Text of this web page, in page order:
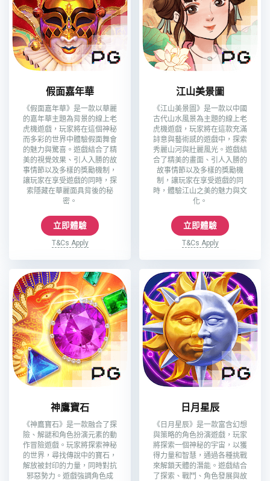
假面嘉年華
《假面嘉年華》是一款以華麗
的嘉年華主題為背景的線上老
虎機遊戲，玩家將在這個神秘
而多彩的世界中體驗假面舞會
的魅力與驚喜。遊戲結合了精
美的視覺效果、引人入勝的故
事情節以及多樣的獎勵機制，
讓玩家在享受遊戲的同時，探
索隱藏在華麗面具背後的秘
密。
立即體驗
T&Cs Apply
江山美景圖
《江山美景圖》是一款以中國
古代山水風景為主題的線上老
虎機遊戲，玩家將在這款充滿
詩意與藝術感的遊戲中，探索
秀麗山河與壯麗風光。遊戲結
合了精美的畫面、引人入勝的
故事情節以及多樣的獎勵機
制，讓玩家在享受遊戲的同
時，體驗江山之美的魅力與文
化。
立即體驗
T&Cs Apply
神鷹寶石
《神鷹寶石》是一款融合了探
險、解謎和角色扮演元素的動
作冒險遊戲。玩家將探索神秘
的世界，尋找傳說中的寶石，
解放被封印的力量，同時對抗
邪惡勢力。遊戲強調角色成
日月星辰
《日月星辰》是一款富含幻想
與策略的角色扮演遊戲，玩家
將探索一個神秘的宇宙，以獲
得力量和智慧，通過各種挑戰
來解鎖天體的潛能。遊戲結合
了探索、戰鬥、角色發展與故